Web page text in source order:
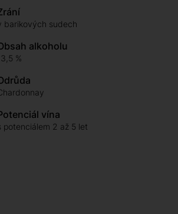
barikových sudech
alkoholu
%
vína
potenciálem 2 až 5 let